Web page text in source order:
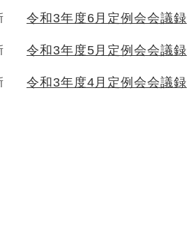
令和3年度6月定例会会議録
令和3年度5月定例会会議録
令和3年度4月定例会会議録